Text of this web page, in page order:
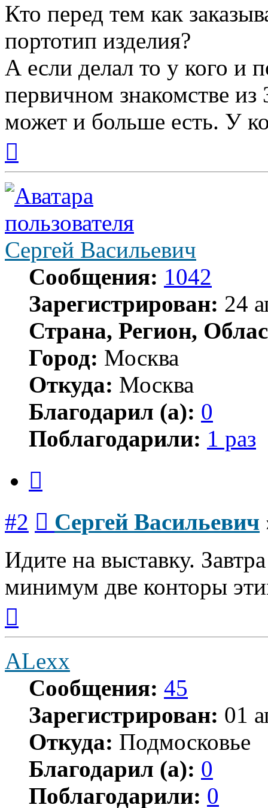
Кто перед тем как
портотип изделия?
А если делал то у кого и
первичном знакомстве из
может и больше есть. У
началу
Сергей Васильевич
Сообщения: 1042
Зарегистрирован: 24
Страна, Регион,
Город: Москва
Откуда: Москва
Благодарил (а): 0
Поблагодарили: 1 раз
#2 Сергей Васильевич
Идите на выставку.
минимум две конторы
началу
ALexx
Сообщения: 45
Зарегистрирован: 01
Откуда: Подмосковье
Благодарил (а): 0
Поблагодарили: 0